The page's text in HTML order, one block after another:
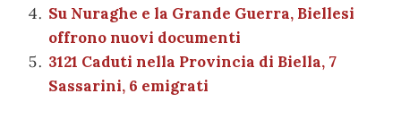
Su Nuraghe e la Grande Guerra, Biellesi
offrono nuovi documenti
3121 Caduti nella Provincia di Biella, 7
Sassarini, 6 emigrati